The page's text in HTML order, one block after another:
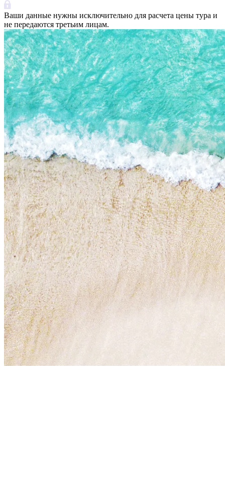
Ваши данные нужны исключительно для расчета цены тура и
не передаются третьим лицам.